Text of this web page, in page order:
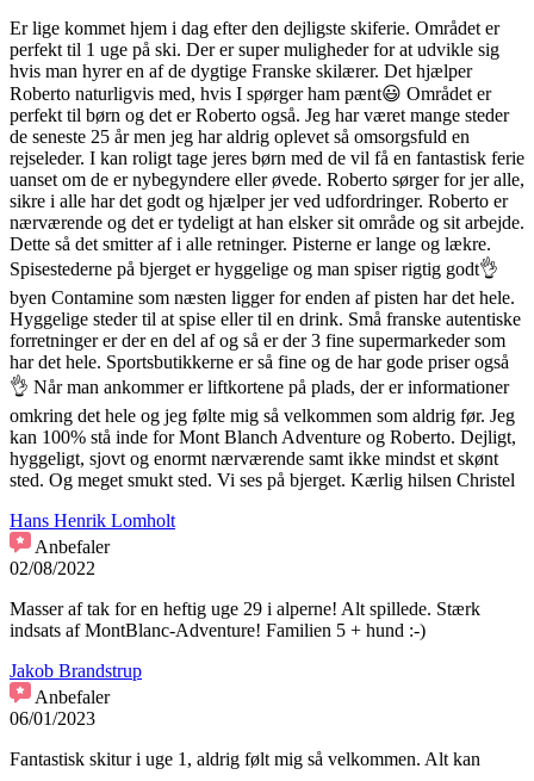
Er lige kommet hjem i dag efter den dejligste skiferie. Området er
perfekt til 1 uge på ski. Der er super muligheder for at udvikle sig
hvis man hyrer en af de dygtige Franske skilærer. Det hjælper
Roberto naturligvis med, hvis I spørger ham pænt😃 Området er
perfekt til børn og det er Roberto også. Jeg har været mange steder
de seneste 25 år men jeg har aldrig oplevet så omsorgsfuld en
rejseleder. I kan roligt tage jeres børn med de vil få en fantastisk ferie
uanset om de er nybegyndere eller øvede. Roberto sørger for jer alle,
sikre i alle har det godt og hjælper jer ved udfordringer. Roberto er
nærværende og det er tydeligt at han elsker sit område og sit arbejde.
Dette så det smitter af i alle retninger. Pisterne er lange og lækre.
Spisestederne på bjerget er hyggelige og man spiser rigtig godt👌
byen Contamine som næsten ligger for enden af pisten har det hele.
Hyggelige steder til at spise eller til en drink. Små franske autentiske
forretninger er der en del af og så er der 3 fine supermarkeder som
har det hele. Sportsbutikkerne er så fine og de har gode priser også
👌 Når man ankommer er liftkortene på plads, der er informationer
omkring det hele og jeg følte mig så velkommen som aldrig før. Jeg
kan 100% stå inde for Mont Blanch Adventure og Roberto. Dejligt,
hyggeligt, sjovt og enormt nærværende samt ikke mindst et skønt
sted. Og meget smukt sted. Vi ses på bjerget. Kærlig hilsen Christel
Hans Henrik Lomholt
Anbefaler
02/08/2022
Masser af tak for en heftig uge 29 i alperne! Alt spillede. Stærk
indsats af MontBlanc-Adventure! Familien 5 + hund :-)
Jakob Brandstrup
Anbefaler
06/01/2023
Fantastisk skitur i uge 1, aldrig følt mig så velkommen. Alt kan